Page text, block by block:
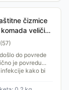
čizmice
veličina
1955
(57)
do povrede
je povredu
kako bi
čizmice za pse.